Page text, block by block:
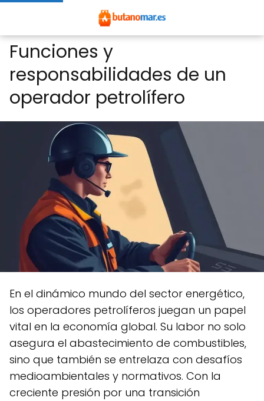
Funciones y
responsabilidades de un
operador petrolífero
En el dinámico mundo del sector energético,
los operadores petrolíferos juegan un papel
vital en la economía global. Su labor no solo
asegura el abastecimiento de combustibles,
sino que también se entrelaza con desafíos
medioambientales y normativos. Con la
creciente presión por una transición